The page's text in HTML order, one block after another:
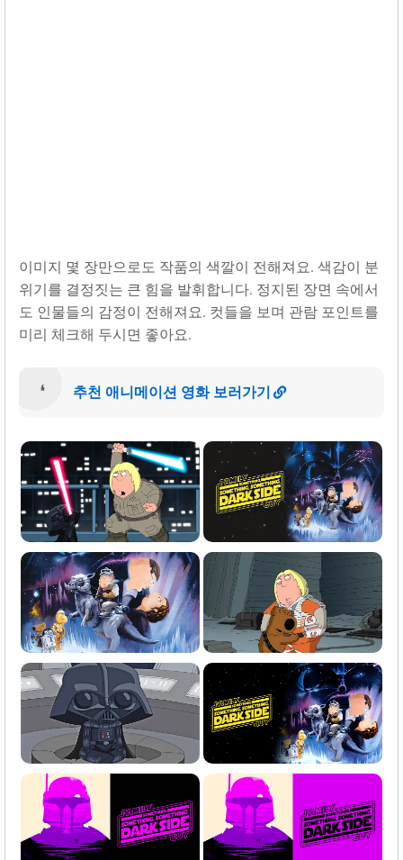
이미지 몇 장만으로도 작품의 색깔이 전해져요. 색감이 분
위기를 결정짓는 큰 힘을 발휘합니다. 정지된 장면 속에서
도 인물들의 감정이 전해져요. 컷들을 보며 관람 포인트를
미리 체크해 두시면 좋아요.
추천 애니메이션 영화 보러가기